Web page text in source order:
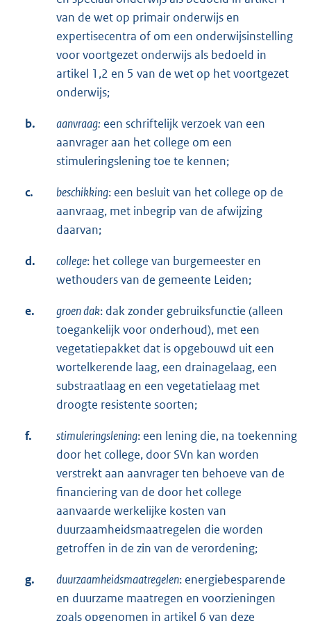
van de wet op primair onderwijs en
expertisecentra of om een onderwijsinstelling
voor voortgezet onderwijs als bedoeld in
artikel 1,2 en 5 van de wet op het voortgezet
onderwijs;
b. aanvraag: een schriftelijk verzoek van een
aanvrager aan het college om een
stimuleringslening toe te kennen;
c. beschikking: een besluit van het college op de
aanvraag, met inbegrip van de afwijzing
daarvan;
d. college: het college van burgemeester en
wethouders van de gemeente Leiden;
e. groen dak: dak zonder gebruiksfunctie (alleen
toegankelijk voor onderhoud), met een
vegetatiepakket dat is opgebouwd uit een
wortelkerende laag, een drainagelaag, een
substraatlaag en een vegetatielaag met
droogte resistente soorten;
f. stimuleringslening: een lening die, na toekenning
door het college, door SVn kan worden
verstrekt aan aanvrager ten behoeve van de
financiering van de door het college
aanvaarde werkelijke kosten van
duurzaamheidsmaatregelen die worden
getroffen in de zin van de verordening;
g. duurzaamheidsmaatregelen: energiebesparende
en duurzame maatregen en voorzieningen
zoals opgenomen in artikel 6 van deze